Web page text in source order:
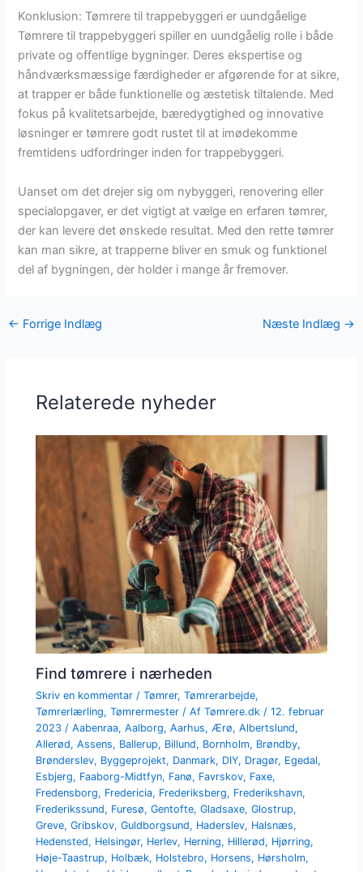
Konklusion: Tømrere til trappebyggeri er uundgåelige
Tømrere til trappebyggeri spiller en uundgåelig rolle i både
private og offentlige bygninger. Deres ekspertise og
håndværksmæssige færdigheder er afgørende for at sikre,
at trapper er både funktionelle og æstetisk tiltalende. Med
fokus på kvalitetsarbejde, bæredygtighed og innovative
løsninger er tømrere godt rustet til at imødekomme
fremtidens udfordringer inden for trappebyggeri.
Uanset om det drejer sig om nybyggeri, renovering eller
specialopgaver, er det vigtigt at vælge en erfaren tømrer,
der kan levere det ønskede resultat. Med den rette tømrer
kan man sikre, at trapperne bliver en smuk og funktionel
del af bygningen, der holder i mange år fremover.
← Forrige Indlæg Næste Indlæg →
Relaterede nyheder
Find tømrere i nærheden
Skriv en kommentar /Tømrer,Tømrerarbejde,
Tømrerlærling,Tømrermester / AfTømrere.dk /12. februar
2023 /Aabenraa,Aalborg,Aarhus, Ærø,Albertslund,
Allerød,Assens, Ballerup, Billund, Bornholm, Brøndby,
Brønderslev, Byggeprojekt, Danmark, DIY, Dragør, Egedal,
Esbjerg, Faaborg-Midtfyn, Fanø, Favrskov, Faxe,
Fredensborg, Fredericia, Frederiksberg, Frederikshavn,
Frederikssund, Furesø,Gentofte,Gladsaxe,Glostrup,
Greve,Gribskov,Guldborgsund, Haderslev, Halsnæs,
Hedensted, Helsingør, Herlev, Herning, Hillerød, Hjørring,
Høje-Taastrup, Holbæk, Holstebro, Horsens, Hørsholm,